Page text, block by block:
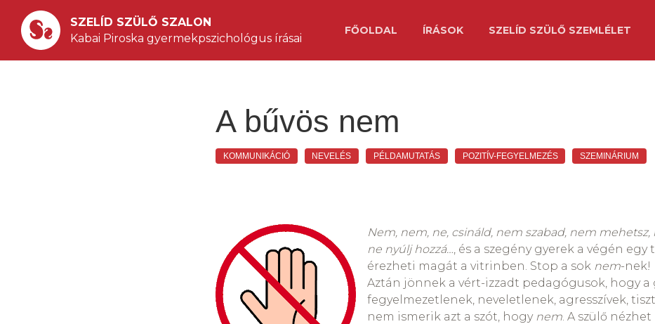
SZELÍD SZÜLŐ SZALON
Kabai Piroska gyermekpszichológus írásai
FŐOLDAL ÍRÁSOK SZELÍD SZÜLŐ SZEMLÉLET
A bűvös nem
KOMMUNIKÁCIÓ NEVELÉS PÉLDAMUTATÁS POZITÍV-FEGYELMEZÉS SZEMINÁRIUM
Nem, nem, ne, csináld, nem szabad, nem mehetsz,
ne nyúlj hozzá… , és a szegény gyerek a végén egy
érezheti magát a vitrinben. Stop a sok nem-nek!
Aztán jönnek a vért-izzadt pedagógusok, hogy a
fegyelmezetlenek, neveletlenek, agresszívek,
nem ismerik azt a szót, hogy nem . A szülő